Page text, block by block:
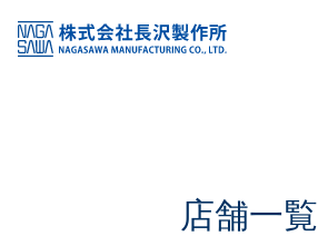
KSS加盟店・取扱店情報
店舗一覧
店舗一覧